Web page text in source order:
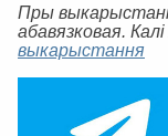
Пры
абавязковая.
выкарыстання